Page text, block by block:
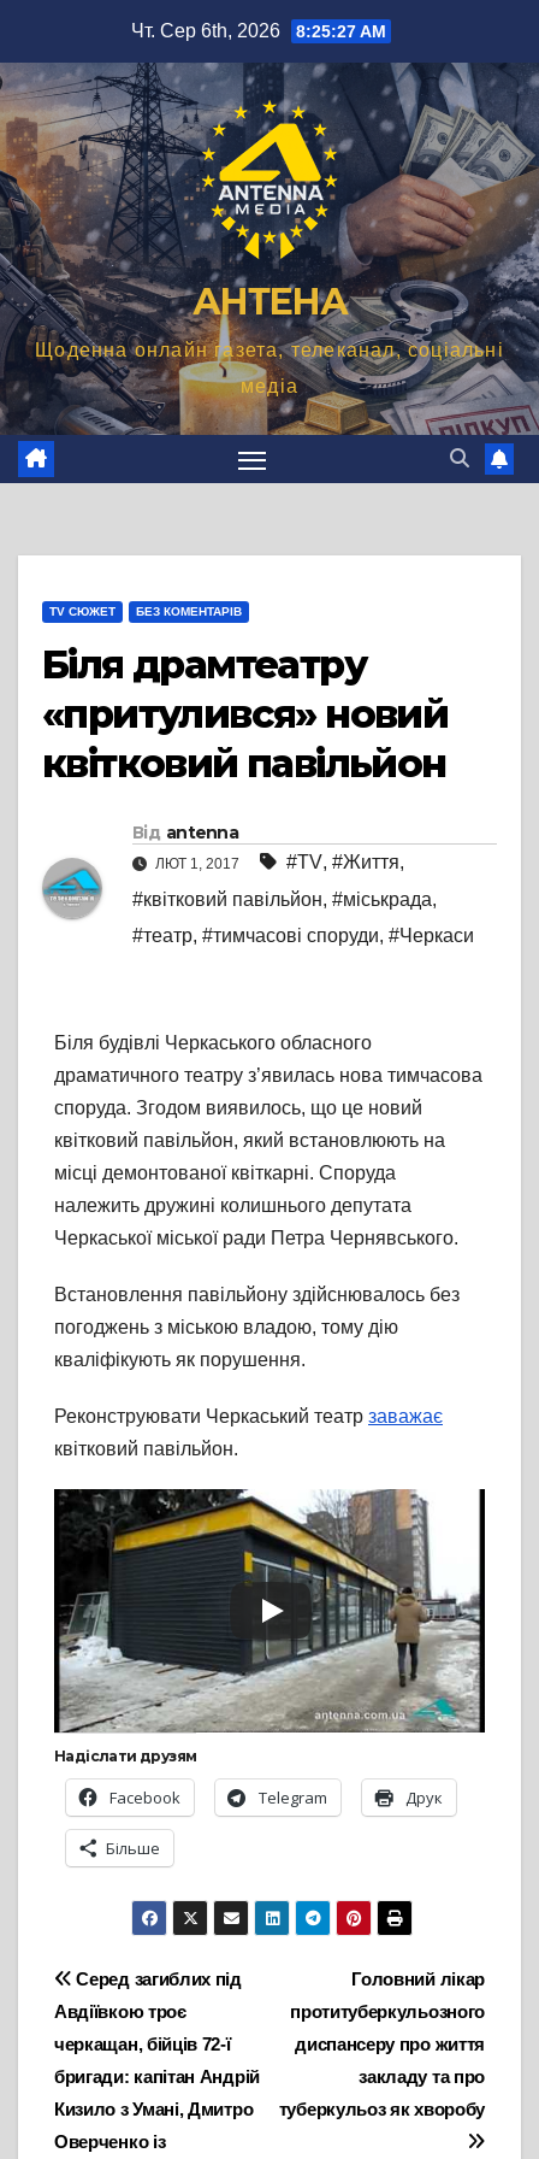
вмісту
Чт. Сер 6th, 2026 8:25:28 AM
АНТЕНА
Щоденна онлайн газета, телеканал, соціальні
медіа
TV СЮЖЕТ БЕЗ КОМЕНТАРІВ
Біля драмтеатру
«притулився» новий
квітковий павільйон
Від antenna
ЛЮТ 1, 2017 #TV, #Життя,
#квітковий павільйон, #міськрада,
#театр, #тимчасові споруди, #Черкаси
Біля будівлі Черкаського обласного
драматичного театру з’явилась нова тимчасова
споруда. Згодом виявилось, що це новий
квітковий павільйон, який встановлюють на
місці демонтованої квіткарні. Споруда
належить дружині колишнього депутата
Черкаської міської ради Петра Чернявського.
Встановлення павільйону здійснювалось без
погоджень з міською владою, тому дію
кваліфікують як порушення.
Реконструювати Черкаський театр заважає
квітковий павільйон.
Надіслати друзям
Facebook Telegram Друк
Більше
Навігація
записів
Головний лікар
протитуберкульозного
диспансеру про життя
закладу та про
туберкульоз як хворобу
Серед загиблих під
Авдіївкою троє
черкащан, бійців 72-ї
бригади: капітан Андрій
Кизило з Умані, Дмитро
Оверченко із